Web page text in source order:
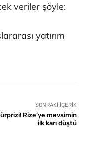
veriler şöyle:
yatırım
SONRAKI İÇERIK
Rize’ye mevsimin
ilk karı düştü